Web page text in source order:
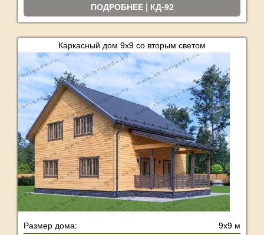
ПОДРОБНЕЕ | КД-92
Каркасный дом 9х9 со вторым светом
Размер дома:
9х9 м